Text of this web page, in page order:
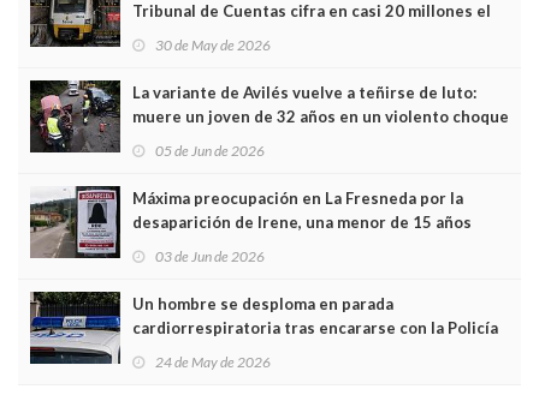
Tribunal de Cuentas cifra en casi 20 millones el
sobrecoste de los trenes que no cabían por los
30 de May de 2026
La variante de Avilés vuelve a teñirse de luto:
muere un joven de 32 años en un violento choque
frontal
05 de Jun de 2026
Máxima preocupación en La Fresneda por la
desaparición de Irene, una menor de 15 años
03 de Jun de 2026
Un hombre se desploma en parada
cardiorrespiratoria tras encararse con la Policía
Local en Luanco
24 de May de 2026